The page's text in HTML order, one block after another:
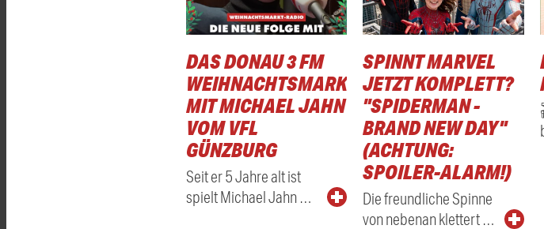
DAS DONAU 3 FM
WEIHNACHTSMARKTRADIO
MIT MICHAEL JAHN
VOM VFL
GÜNZBURG
Seit er 5 Jahre alt ist
spielt Michael Jahn …
SPINNT MARVEL
JETZT KOMPLETT?
"SPIDERMAN -
BRAND NEW DAY"
(ACHTUNG:
SPOILER-ALARM!)
Die freundliche Spinne
von nebenan klettert …